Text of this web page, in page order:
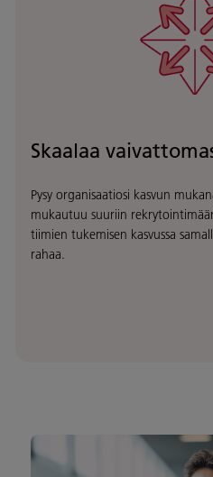
Skaalaa
Pysy organisaatiosi kasvun
mukautuu suuriin
tiimien tukemisen kasvussa
rahaa.